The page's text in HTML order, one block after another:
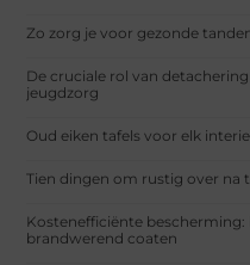
Zo zorg je voor gezonde
De cruciale rol van
jeugdzorg
Oud eiken tafels voor elk
Tien dingen om rustig over na
Kostenefficiënte
brandwerend coaten